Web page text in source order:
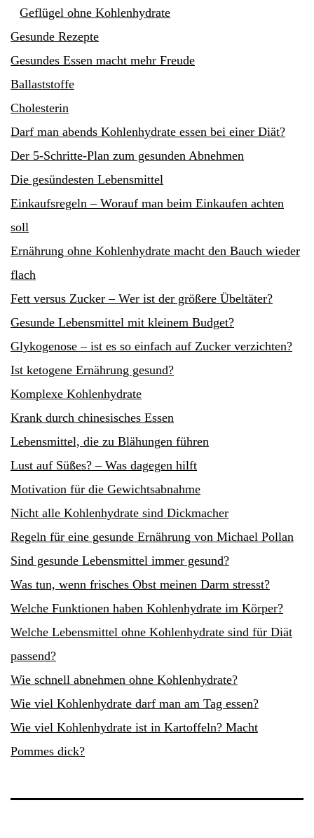
Geflügel ohne Kohlenhydrate
Gesunde Rezepte
Gesundes Essen macht mehr Freude
Ballaststoffe
Cholesterin
Darf man abends Kohlenhydrate essen bei einer Diät?
Der 5-Schritte-Plan zum gesunden Abnehmen
Die gesündesten Lebensmittel
Einkaufsregeln – Worauf man beim Einkaufen achten
soll
Ernährung ohne Kohlenhydrate macht den Bauch wieder
flach
Fett versus Zucker – Wer ist der größere Übeltäter?
Gesunde Lebensmittel mit kleinem Budget?
Glykogenose – ist es so einfach auf Zucker verzichten?
Ist ketogene Ernährung gesund?
Komplexe Kohlenhydrate
Krank durch chinesisches Essen
Lebensmittel, die zu Blähungen führen
Lust auf Süßes? – Was dagegen hilft
Motivation für die Gewichtsabnahme
Nicht alle Kohlenhydrate sind Dickmacher
Regeln für eine gesunde Ernährung von Michael Pollan
Sind gesunde Lebensmittel immer gesund?
Was tun, wenn frisches Obst meinen Darm stresst?
Welche Funktionen haben Kohlenhydrate im Körper?
Welche Lebensmittel ohne Kohlenhydrate sind für Diät
passend?
Wie schnell abnehmen ohne Kohlenhydrate?
Wie viel Kohlenhydrate darf man am Tag essen?
Wie viel Kohlenhydrate ist in Kartoffeln? Macht
Pommes dick?